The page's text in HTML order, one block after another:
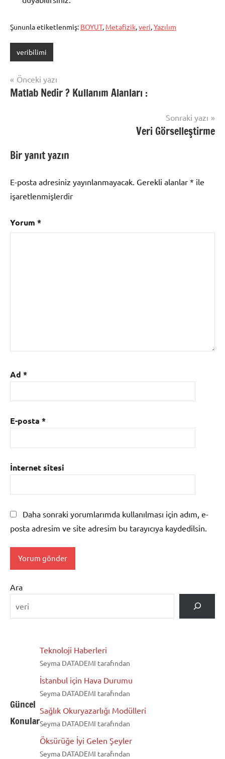
Şununla etiketlenmiş: BOYUT, Metafizik,veri,Yazılım
veribilimi
Yazı
gezinmesi
Önceki yazı
Matlab Nedir ? Kullanım Alanları :
Sonraki yazı
Veri Görselleştirme
Bir yanıt yazın
E-posta adresiniz yayınlanmayacak. Gerekli alanlar * ile
işaretlenmişlerdir
Yorum *
Ad *
E-posta *
İnternet sitesi
Daha sonraki yorumlarımda kullanılması için adım, e-
posta adresim ve site adresim bu tarayıcıya kaydedilsin.
Ara
Güncel
Konular
Teknoloji Haberleri
Seyma DATADEMI tarafından
İstanbul için Hava Durumu
Seyma DATADEMI tarafından
Sağlık Okuryazarlığı Modülleri
Seyma DATADEMI tarafından
Öksürüğe İyi Gelen Şeyler
Seyma DATADEMI tarafından